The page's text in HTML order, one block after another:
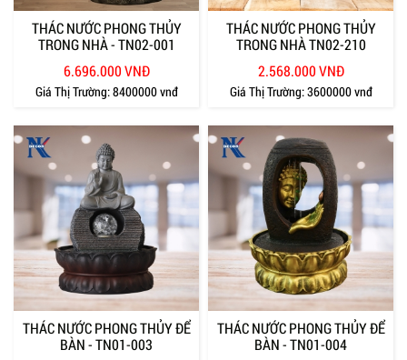
THÁC NƯỚC PHONG THỦY
TRONG NHÀ - TN02-001
6.696.000 VNĐ
Giá Thị Trường:8400000 vnđ
THÁC NƯỚC PHONG THỦY
TRONG NHÀ TN02-210
2.568.000 VNĐ
Giá Thị Trường:3600000 vnđ
THÁC NƯỚC PHONG THỦY ĐỂ
BÀN - TN01-003
THÁC NƯỚC PHONG THỦY ĐỂ
BÀN - TN01-004